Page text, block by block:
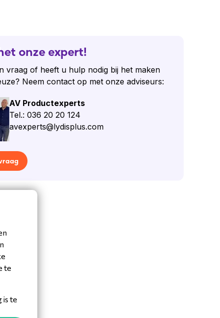
onze expert!
vraag of heeft u hulp nodig bij het maken
Neem contact op met onze adviseurs:
AV Productexperts
Tel.: 036 20 20 124
avexperts@lydisplus.com
te
is te